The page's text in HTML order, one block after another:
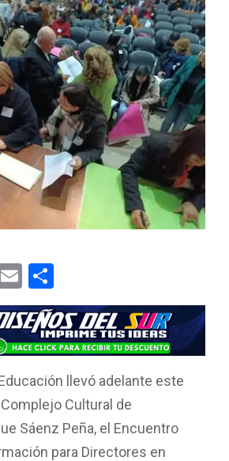
E
m
ail
o
m
p
ar
tir
llevó adelante este
Cultural de
Sáenz Peña, el Encuentro
para Directores en